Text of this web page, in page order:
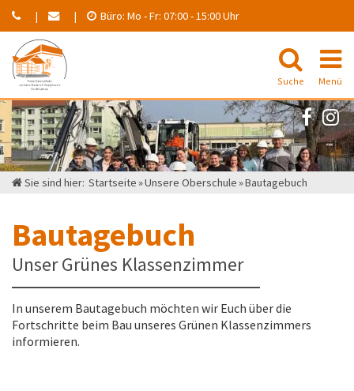
Büro: Mo - Fr: 07:00 - 15:00 Uhr
Suche Menü
Unsere Oberschule
Für Schüler
Förderverein
Fotoalben
Sie sind hier: Startseite»Unsere Oberschule»Bautagebuch
Bautagebuch
Unser Grünes Klassenzimmer
In unserem Bautagebuch möchten wir Euch über die
Fortschritte beim Bau unseres Grünen Klassenzimmers
informieren.